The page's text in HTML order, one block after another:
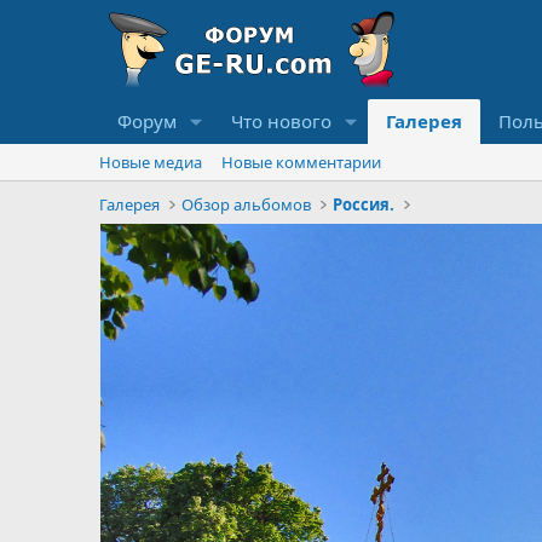
Форум Что нового Галерея
Новые медиа
Новые комментарии
Галерея
Обзор альбомов Россия.